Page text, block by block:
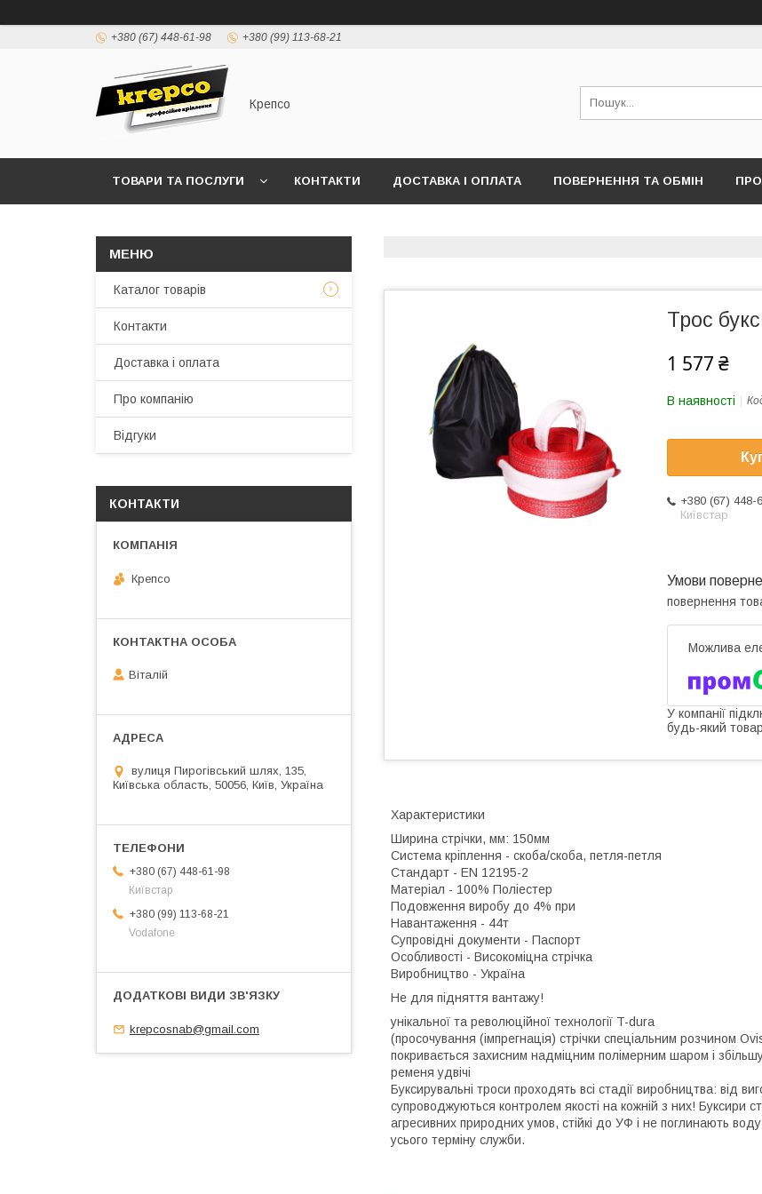
+380 (67) 448-61-98 +380 (99) 113-68-21
Крепсо
ТОВАРИ ТА ПОСЛУГИ КОНТАКТИ ДОСТАВКА І ОПЛАТА ПОВЕРНЕННЯ ТА ОБМІН
Трос
1 577 ₴
В наявності
+380 (67) 448-
Київстар
повернення
У компанії
будь-який
Характеристики
Ширина стрічки, мм: 150мм
Система кріплення - скоба/скоба, петля-петля
Стандарт - EN 12195-2
Матеріал - 100% Поліестер
Подовження виробу до 4% при
Навантаження - 44т
Супровідні документи - Паспорт
Особливості - Високоміцна стрічка
Виробництво - Україна
Не для підняття вантажу!
унікальної та революційної технології T-dura
(просочування (імпрегнація) стрічки спеціальним розчином
покривається захисним надміцним полімерним шаром і
ременя удвічі
Буксирувальні троси проходять всі стадії виробництва: від
супроводжуються контролем якості на кожній з них! Буксири
агресивних природних умов, стійкі до УФ і не поглинають
усього терміну служби.
Каталог товарів
Контакти
Доставка і оплата
Про компанію
Відгуки
КОНТАКТИ
Крепсо
Віталій
вулиця Пирогівський шлях, 135,
Київська область, 50056, Київ, Україна
+380 (67) 448-61-98
Київстар
+380 (99) 113-68-21
Vodafone
krepcosnab@gmail.com